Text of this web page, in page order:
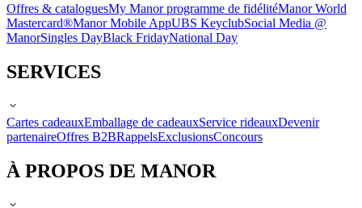
Offres & cataloguesMy Manor programme de fidélitéManor World
Mastercard®Manor Mobile AppUBS KeyclubSocial Media @
ManorSingles DayBlack FridayNational Day
SERVICES
Cartes cadeauxEmballage de cadeauxService rideauxDevenir
partenaireOffres B2BRappelsExclusionsConcours
À PROPOS DE MANOR